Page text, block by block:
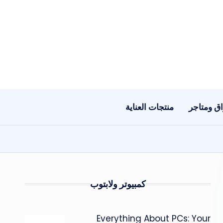
ومتاجر منتجات العناية
كمبيوتر ولابتوب
Everything About PCs: Your